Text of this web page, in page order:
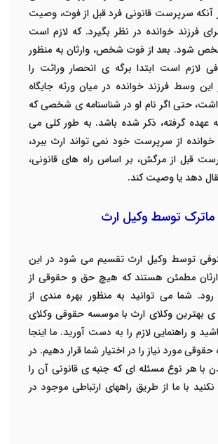
آنکه سرپرست قانونی فرد قبل از فوت، وصیت
فرزند خوانده در نظر بگیرد. که لازم است
شود. بعد از فوت شخص، وارثان به منظور
لازم است ابتدا برگه ی انحصار وراثت را
این وسط فرزند خوانده در میان ورثه جایگاه
حتی اگر نام او در شناسنامه ی شخصی که
عهده گرفته، ذکر شده باشد. به طور کلی می
از سرپرست خود نمی تواند ارث ببرد،
قبل از مرگش، بر اساس راه های قانونی،
دهد یا وصیت کند.
ماترک توسط وکیل ارث
توسط وکیل ارث تقسیم می شود در این
مطمئن هستند که هیچ حق و حقوقی از
رود. شما می توانید به منظور بهره مندی از
وکلای ارث با موسسه حقوقی وکلای
و راهنمایی لازم را به دست آورید. ما اینجا
مورد نیاز را در اختیار شما قرار دهیم. در
هر نوع مسئله ای که جنبه ی قانونی آن را
با ما از طریق راههای ارتباطی موجود در